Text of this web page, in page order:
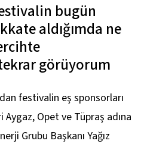
bugün
aldığımda ne
görüyorum
festivalin eş sponsorları
Opet ve Tüpraş adına
Grubu Başkanı Yağız